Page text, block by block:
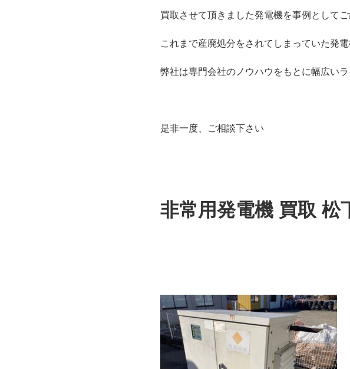
買取させて頂きました発電機を事例として
これまで産廃処分をされてしまっていた発
弊社は専門会社のノウハウをもとに幅広い
是非一度、ご相談下さい
非常用発電機 買取 松